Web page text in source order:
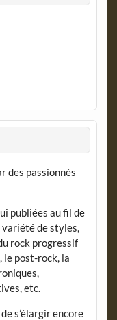
des passionnés
publiées au fil de
variété de styles,
rock progressif
le post-rock, la
etc.
s’élargir encore